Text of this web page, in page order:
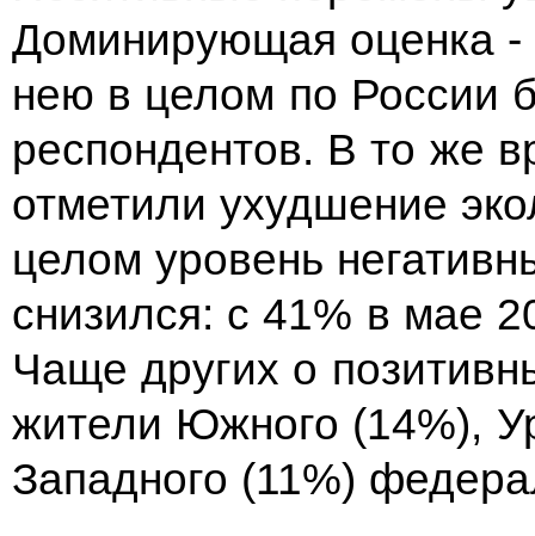
Доминирующая оценка -
нею в целом по России
респондентов. В то же
отметили ухудшение
целом уровень
снизился: с 41% в мае
Чаще других о
жители Южного (14%),
Западного (11%)